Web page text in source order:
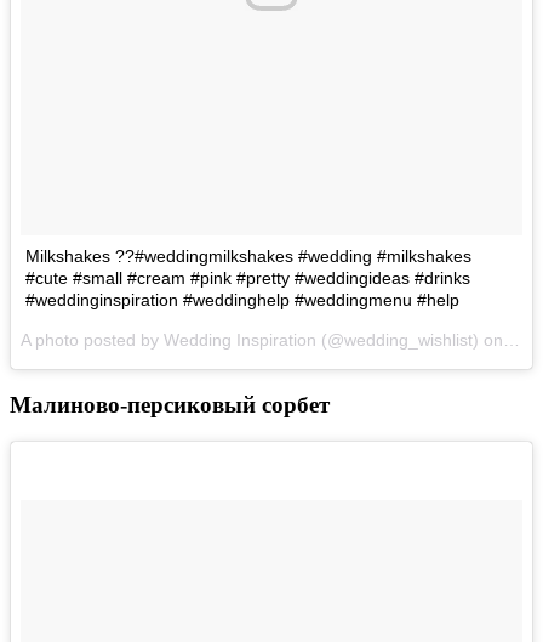
Milkshakes ??#weddingmilkshakes #wedding #milkshakes
#cute #small #cream #pink #pretty #weddingideas #drinks
#weddinginspiration #weddinghelp #weddingmenu #help
A photo posted by Wedding Inspiration (@wedding_wishlist) on
Малиново-персиковый сорбет